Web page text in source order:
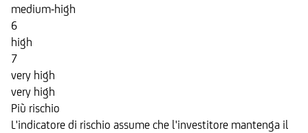
medium-high
6
high
7
very high
very high
Più rischio
L'indicatore di rischio assume che l'investitore mantenga il